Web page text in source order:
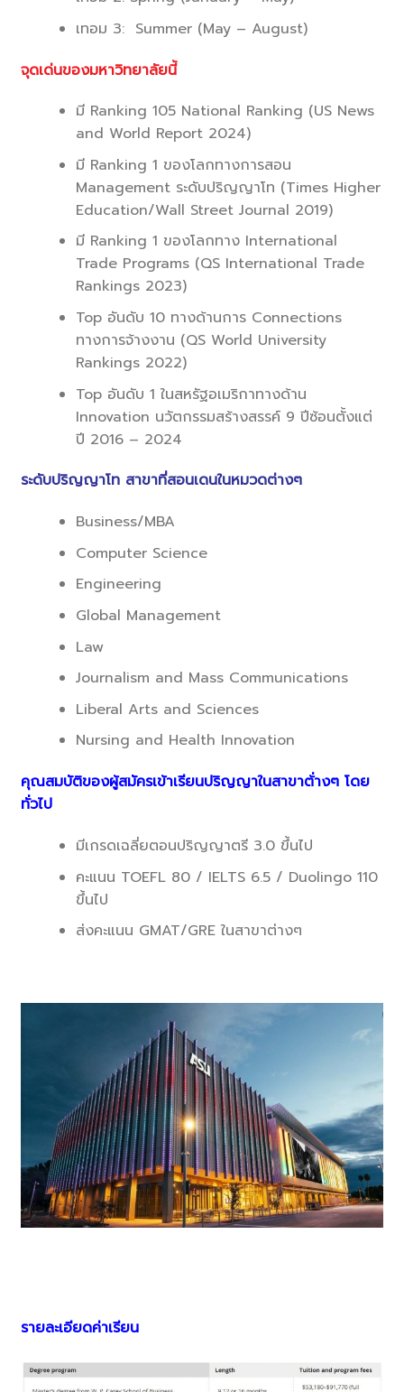
เทอม 3: Summer (May – August)
จุดเด่นของมหาวิทยาลัยนี้
มี Ranking 105 National Ranking (US News
and World Report 2024)
มี Ranking 1 ของโลกทางการสอน
Management ระดับปริญญาโท (Times Higher
Education/Wall Street Journal 2019)
มี Ranking 1 ของโลกทาง International
Trade Programs (QS International Trade
Rankings 2023)
Top อันดับ 10 ทางด้านการ Connections
ทางการจ้างงาน (QS World University
Rankings 2022)
Top อันดับ 1 ในสหรัฐอเมริกาทางด้าน
Innovation นวัตกรรมสร้างสรรค์ 9 ปีซ้อนตั้งแต่
ปี 2016 – 2024
ระดับปริญญาโท สาขาที่สอนเดนในหมวดต่างๆ
Business/MBA
Computer Science
Engineering
Global Management
Law
Journalism and Mass Communications
Liberal Arts and Sciences
Nursing and Health Innovation
คุณสมบัติของผู้สมัครเข้าเรียนปริญญาในสาขาต้่างๆ โดย
ทั่วไป
มีเกรดเฉลี่ยตอนปริญญาตรี 3.0 ขึ้นไป
คะแนน TOEFL 80 / IELTS 6.5 / Duolingo 110
ขึ้นไป
ส่งคะแนน GMAT/GRE ในสาขาต่างๆ
รายละเอียดค่าเรียน